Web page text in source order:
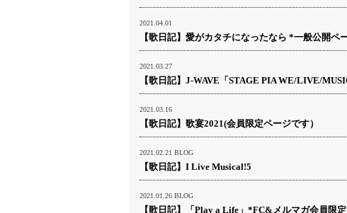
2021.04.01
【歌日記】愛がカタチになったなら *一般公開ペ
2021.03.27
【歌日記】J-WAVE「STAGE PIA WE/LIVE/
2021.03.16
【歌日記】歌宴2021(会員限定ページです）
2021.02.21 BLOG
【歌日記】I Live Musical!5
2021.01.26 BLOG
【歌日記】「Play a Life」*FC&メルマガ会員限